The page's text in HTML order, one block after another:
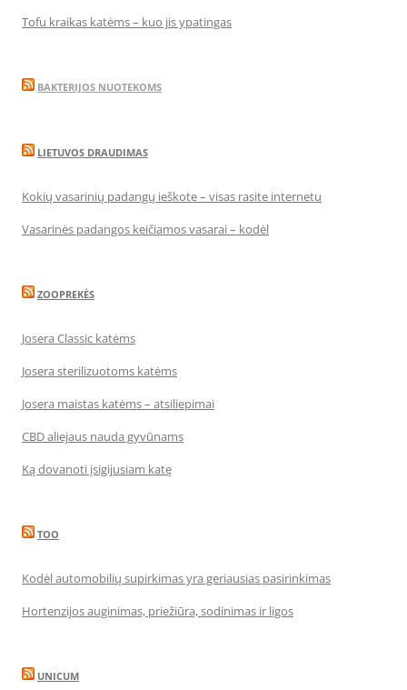
Tofu kraikas katėms – kuo jis ypatingas
BAKTERIJOS NUOTEKOMS
LIETUVOS DRAUDIMAS
Kokių vasarinių padangų ieškote – visas rasite internetu
Vasarinės padangos keičiamos vasarai – kodėl
ZOOPREKĖS
Josera Classic katėms
Josera sterilizuotoms katėms
Josera maistas katėms – atsiliepimai
CBD aliejaus nauda gyvūnams
Ką dovanoti įsigijusiam katę
TOO
Kodėl automobilių supirkimas yra geriausias pasirinkimas
Hortenzijos auginimas, priežiūra, sodinimas ir ligos
UNICUM